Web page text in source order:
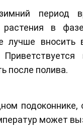
период
растения в
лучше
после полива.
может